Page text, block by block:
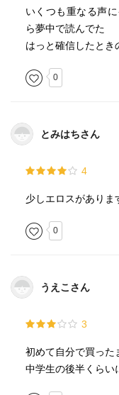
いくつも重なる声
ら夢中で読んでた
はっと確信したとき
0
とみはちさん
4
少しエロスがありま
0
うえこさん
3
初めて自分で買った
中学生の後半くらい